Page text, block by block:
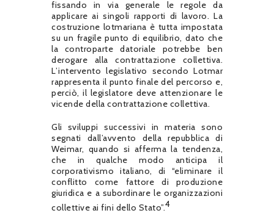
fissando in via generale le regole da
applicare ai singoli rapporti di lavoro. La
costruzione lotmariana è tutta impostata
su un fragile punto di equilibrio, dato che
la controparte datoriale potrebbe ben
derogare alla contrattazione collettiva.
L’intervento legislativo secondo Lotmar
rappresenta il punto finale del percorso e,
perciò, il legislatore deve attenzionare le
vicende della contrattazione collettiva.
Gli sviluppi successivi in materia sono
segnati dall’avvento della repubblica di
Weimar, quando si afferma la tendenza,
che in qualche modo anticipa il
corporativismo italiano, di “eliminare il
conflitto come fattore di produzione
giuridica e a subordinare le organizzazioni
collettive ai fini dello Stato”.4